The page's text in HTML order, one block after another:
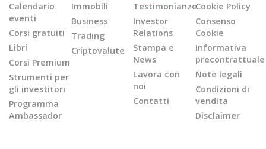
Calendario
eventi
Corsi gratuiti
Libri
Corsi Premium
Strumenti per
gli investitori
Programma
Ambassador
Immobili
Business
Trading
Criptovalute
Testimonianze
Investor
Relations
Stampa e
News
Lavora con
noi
Contatti
Cookie Policy
Consenso
Cookie
Informativa
precontrattuale
Note legali
Condizioni di
vendita
Disclaimer